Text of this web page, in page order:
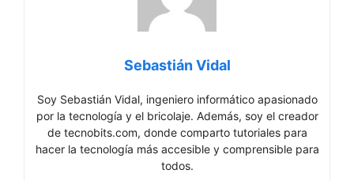
Sebastián Vidal
Soy Sebastián Vidal, ingeniero informático apasionado
por la tecnología y el bricolaje. Además, soy el creador
de tecnobits.com, donde comparto tutoriales para
hacer la tecnología más accesible y comprensible para
todos.